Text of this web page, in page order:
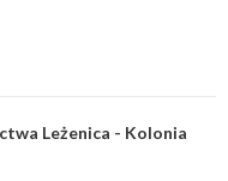
Leżenica - Kolonia